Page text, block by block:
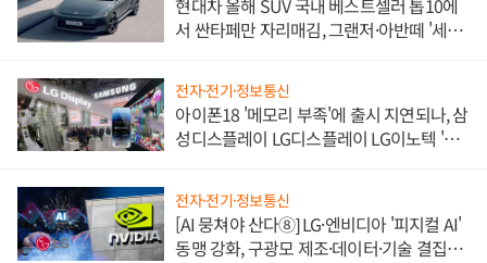
서 싼타페만 자리매김, 그랜저·아반떼 '세단
전자·전기·정보통신
아이폰18 '메모리 부족'에 출시 지연되나, 삼
성디스플레이 LG디스플레이 LG이노텍 '탈
전자·전기·정보통신
[AI 뭉쳐야 산다⑧] LG·엔비디아 '피지컬 AI'
동맹 강화, 구광모 제조·데이터·기술 결집